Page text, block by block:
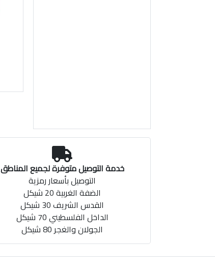
خدمة التوصيل متوفرة لجميع المناطق
التوصيل بأسعار رمزية
الضفة الغربية 20 شيكل
القدس الشريف 30 شيكل
الداخل الفلسطيني 70 شيكل
الجولان والغجر 80 شيكل